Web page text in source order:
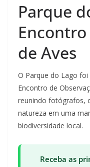
Parque
de Aves
O Parque do Lago
Encontro de
reunindo fotógrafos,
natureza em uma
biodiversidade local.
Receba as